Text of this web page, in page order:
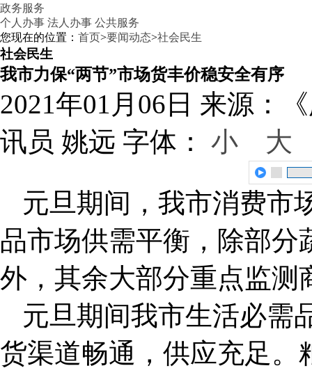
政务服务
个人办事 法人办事 公共服务
您现在的位置： 首页>要闻动态>社会民生
社会民生
我市力保“两节”市场货丰价稳安全有序
2021年01月06日 来源：
讯员 姚远 字体： 小 大
元旦期间，我市消费市
品市场供需平衡，除部
外，其余大部分重点监测
元旦期间我市生活必需
货渠道畅通，供应充足。